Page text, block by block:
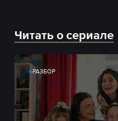
Читать о сериале
РАЗБОР